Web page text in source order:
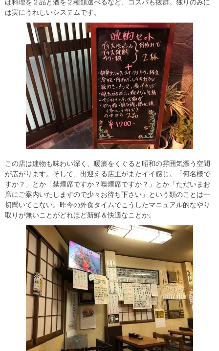
は料理を２品と酒を２種類選べるなど、コスパも抜群。独りのみに
は実にうれしいシステムです。
この店は建物も味わい深く、暖簾をくぐると昭和の雰囲気漂う空間
が広がります。そして、出迎える店主がまたイイ感じ。「何名様で
すか？」とか「禁煙席ですか？喫煙席ですか？」とか「ただいまお
席にご案内いたしますので少々お待ち下さい」という類のことは一
切聞いてこない。昨今の外食タイムでこうしたマニュアル的なやり
取りが無いことがどれほど新鮮＆快適なことか。